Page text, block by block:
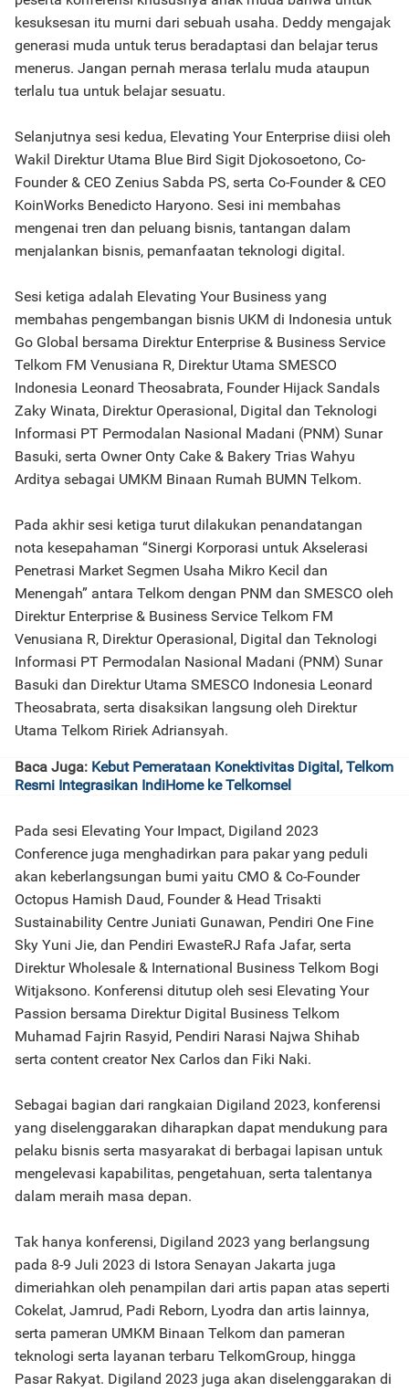
kesuksesan itu murni dari sebuah usaha. Deddy mengajak
generasi muda untuk terus beradaptasi dan belajar terus
menerus. Jangan pernah merasa terlalu muda ataupun
terlalu tua untuk belajar sesuatu.
Selanjutnya sesi kedua, Elevating Your Enterprise diisi oleh
Wakil Direktur Utama Blue Bird Sigit Djokosoetono, Co-
Founder & CEO Zenius Sabda PS, serta Co-Founder & CEO
KoinWorks Benedicto Haryono. Sesi ini membahas
mengenai tren dan peluang bisnis, tantangan dalam
menjalankan bisnis, pemanfaatan teknologi digital.
Sesi ketiga adalah Elevating Your Business yang
membahas pengembangan bisnis UKM di Indonesia untuk
Go Global bersama Direktur Enterprise & Business Service
Telkom FM Venusiana R, Direktur Utama SMESCO
Indonesia Leonard Theosabrata, Founder Hijack Sandals
Zaky Winata, Direktur Operasional, Digital dan Teknologi
Informasi PT Permodalan Nasional Madani (PNM) Sunar
Basuki, serta Owner Onty Cake & Bakery Trias Wahyu
Arditya sebagai UMKM Binaan Rumah BUMN Telkom.
Pada akhir sesi ketiga turut dilakukan penandatangan
nota kesepahaman “Sinergi Korporasi untuk Akselerasi
Penetrasi Market Segmen Usaha Mikro Kecil dan
Menengah” antara Telkom dengan PNM dan SMESCO oleh
Direktur Enterprise & Business Service Telkom FM
Venusiana R, Direktur Operasional, Digital dan Teknologi
Informasi PT Permodalan Nasional Madani (PNM) Sunar
Basuki dan Direktur Utama SMESCO Indonesia Leonard
Theosabrata, serta disaksikan langsung oleh Direktur
Utama Telkom Ririek Adriansyah.
Baca Juga: Kebut Pemerataan Konektivitas Digital, Telkom
Resmi Integrasikan IndiHome ke Telkomsel
Pada sesi Elevating Your Impact, Digiland 2023
Conference juga menghadirkan para pakar yang peduli
akan keberlangsungan bumi yaitu CMO & Co-Founder
Octopus Hamish Daud, Founder & Head Trisakti
Sustainability Centre Juniati Gunawan, Pendiri One Fine
Sky Yuni Jie, dan Pendiri EwasteRJ Rafa Jafar, serta
Direktur Wholesale & International Business Telkom Bogi
Witjaksono. Konferensi ditutup oleh sesi Elevating Your
Passion bersama Direktur Digital Business Telkom
Muhamad Fajrin Rasyid, Pendiri Narasi Najwa Shihab
serta content creator Nex Carlos dan Fiki Naki.
Sebagai bagian dari rangkaian Digiland 2023, konferensi
yang diselenggarakan diharapkan dapat mendukung para
pelaku bisnis serta masyarakat di berbagai lapisan untuk
mengelevasi kapabilitas, pengetahuan, serta talentanya
dalam meraih masa depan.
Tak hanya konferensi, Digiland 2023 yang berlangsung
pada 8-9 Juli 2023 di Istora Senayan Jakarta juga
dimeriahkan oleh penampilan dari artis papan atas seperti
Cokelat, Jamrud, Padi Reborn, Lyodra dan artis lainnya,
serta pameran UMKM Binaan Telkom dan pameran
teknologi serta layanan terbaru TelkomGroup, hingga
Pasar Rakyat. Digiland 2023 juga akan diselenggarakan di